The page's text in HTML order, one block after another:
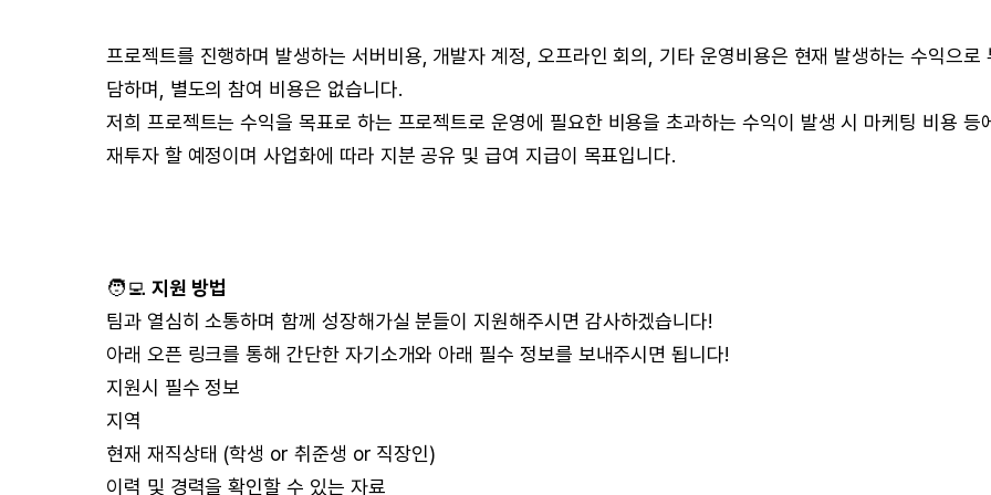
프로젝트를 진행하며 발생하는 서버비용, 개발자 계정, 오프라인 회의, 기타 운영비용은 현재 발생하는 수익으로
담하며, 별도의 참여 비용은 없습니다.
저희 프로젝트는 수익을 목표로 하는 프로젝트로 운영에 필요한 비용을 초과하는 수익이 발생 시 마케팅 비용 등
재투자 할 예정이며 사업화에 따라 지분 공유 및 급여 지급이 목표입니다.
🧑‍💻 지원 방법
팀과 열심히 소통하며 함께 성장해가실 분들이 지원해주시면 감사하겠습니다!
아래 오픈 링크를 통해 간단한 자기소개와 아래 필수 정보를 보내주시면 됩니다!
지원시 필수 정보
지역
현재 재직상태 (학생 or 취준생 or 직장인)
이력 및 경력을 확인할 수 있는 자료